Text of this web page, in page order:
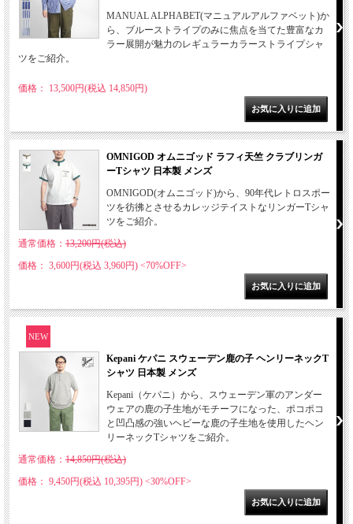
MANUAL ALPHABET(マニュアルアルファベット)か
ら、ブルーストライプのみに焦点を当てた豊富なカ
ラー展開が魅力のレギュラーカラーストライプシャ
ツをご紹介。
価格： 13,500円(税込 14,850円)
OMNIGOD オムニゴッド ラフィ天竺 クラブリンガ
ーTシャツ 日本製 メンズ
OMNIGOD(オムニゴッド)から、90年代レトロスポー
ツを彷彿とさせるカレッジテイストなリンガーTシャ
ツをご紹介。
通常価格： 13,200円(税込)
価格： 3,600円(税込 3,960円) <70%OFF>
NEW
Kepani ケパニ スウェーデン鹿の子 ヘンリーネックT
シャツ 日本製 メンズ
Kepani（ケパニ）から、スウェーデン軍のアンダー
ウェアの鹿の子生地がモチーフになった、ポコポコ
と凹凸感の強いヘビーな鹿の子生地を使用したヘン
リーネックTシャツをご紹介。
通常価格： 14,850円(税込)
価格： 9,450円(税込 10,395円) <30%OFF>